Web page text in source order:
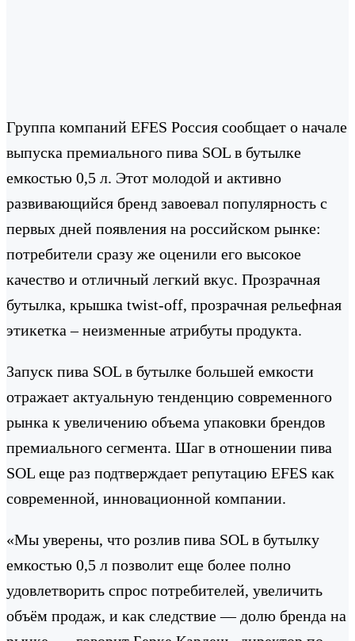
Группа компаний EFES Россия сообщает о начале
выпуска премиального пива SOL в бутылке
емкостью 0,5 л. Этот молодой и активно
развивающийся бренд завоевал популярность с
первых дней появления на российском рынке:
потребители сразу же оценили его высокое
качество и отличный легкий вкус. Прозрачная
бутылка, крышка twist-off, прозрачная рельефная
этикетка – неизменные атрибуты продукта.
Запуск пива SOL в бутылке большей емкости
отражает актуальную тенденцию современного
рынка к увеличению объема упаковки брендов
премиального сегмента. Шаг в отношении пива
SOL еще раз подтверждает репутацию EFES как
современной, инновационной компании.
«Мы уверены, что розлив пива SOL в бутылку
емкостью 0,5 л позволит еще более полно
удовлетворить спрос потребителей, увеличить
объём продаж, и как следствие — долю бренда на